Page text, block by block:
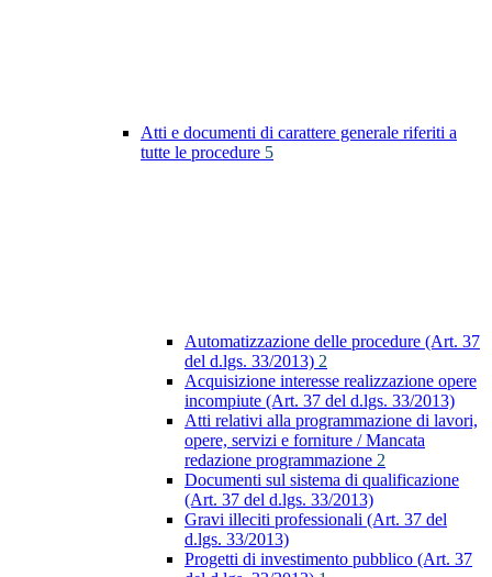
Atti e documenti di carattere generale riferiti a
tutte le procedure 5
Automatizzazione delle procedure (Art. 37
del d.lgs. 33/2013) 2
Acquisizione interesse realizzazione opere
incompiute (Art. 37 del d.lgs. 33/2013)
Atti relativi alla programmazione di lavori,
opere, servizi e forniture / Mancata
redazione programmazione 2
Documenti sul sistema di qualificazione
(Art. 37 del d.lgs. 33/2013)
Gravi illeciti professionali (Art. 37 del
d.lgs. 33/2013)
Progetti di investimento pubblico (Art. 37